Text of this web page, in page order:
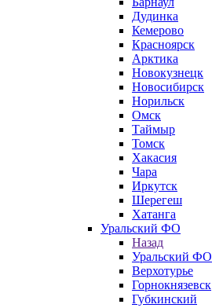
Дудинка
Кемерово
Красноярск
Арктика
Новокузнецк
Новосибирск
Норильск
Омск
Таймыр
Томск
Хакасия
Чара
Иркутск
Шерегеш
Хатанга
Уральский ФО
Назад
Уральский ФО
Верхотурье
Горнокнязевск
Губкинский